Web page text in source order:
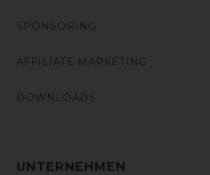
SPONSORING
AFFILIATE MARKETING
DOWNLOADS
UNTERNEHMEN